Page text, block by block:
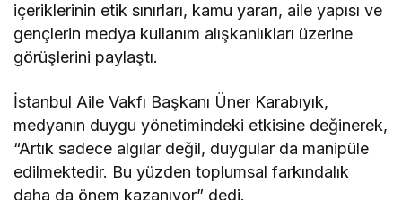
içeriklerinin etik sınırları, kamu yararı, aile yapısı ve
gençlerin medya kullanım alışkanlıkları üzerine
görüşlerini paylaştı.
İstanbul Aile Vakfı Başkanı Üner Karabıyık,
medyanın duygu yönetimindeki etkisine değinerek,
“Artık sadece algılar değil, duygular da manipüle
edilmektedir. Bu yüzden toplumsal farkındalık
daha da önem kazanıyor” dedi.